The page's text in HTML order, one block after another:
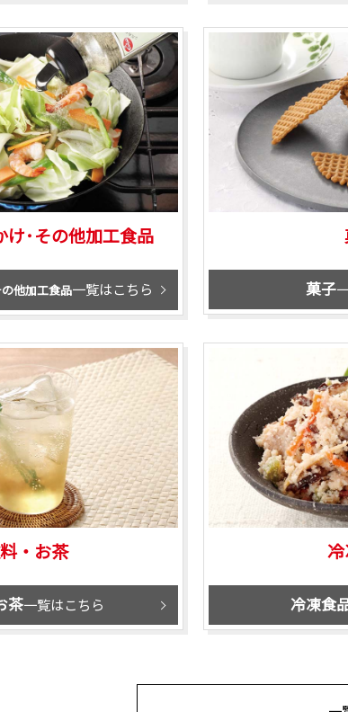
け･その他加工食品
他加工食品一覧はこちら 菓子
・お茶
茶一覧はこちら 冷凍食